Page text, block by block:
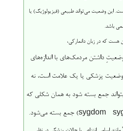
این وضعیت می‌تواند طبیعی (فیزیولوژیک) یا
باشد.
هست که در زبان دانمارکی،
داشتن مردمک‌های با اندازه‌های
وضعیت پزشکی یا یک علامت است، نه
جمع بسته شود به همان شکلی که